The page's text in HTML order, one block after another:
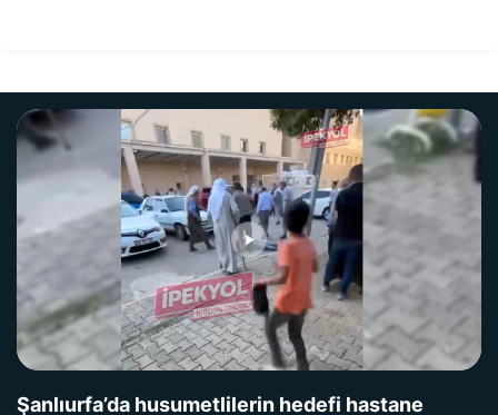
Şanlıurfa’da husumetlilerin hedefi hastane